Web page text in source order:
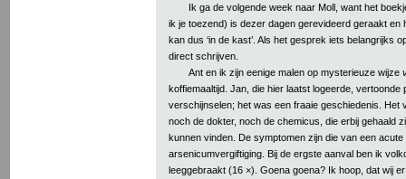
Ik ga de volgende week naar Moll, want het
ik je toezend) is dezer dagen gerevideerd geraakt en
kan dus ‘in de kast’. Als het gesprek iets belangrijks
direct schrijven.
Ant en ik zijn eenige malen op mysterieuze wijze
koffiemaaltijd. Jan, die hier laatst logeerde, vertoonde
verschijnselen; het was een fraaie geschiedenis. Het
noch de dokter, noch de chemicus, die erbij gehaald
kunnen vinden. De symptomen zijn die van een acute
arsenicumvergiftiging. Bij de ergste aanval ben ik
leeggebraakt (16 ×). Goena goena? Ik hoop, dat wij er